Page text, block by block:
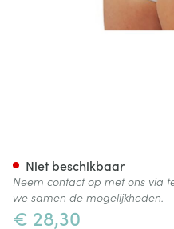
€ 28,30
Niet beschikbaar
Neem contact op met ons via
we samen de mogelijkheden.